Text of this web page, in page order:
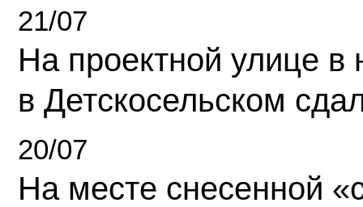
21/07
На проектной улице
в Детскосельском
20/07
На месте снесенной